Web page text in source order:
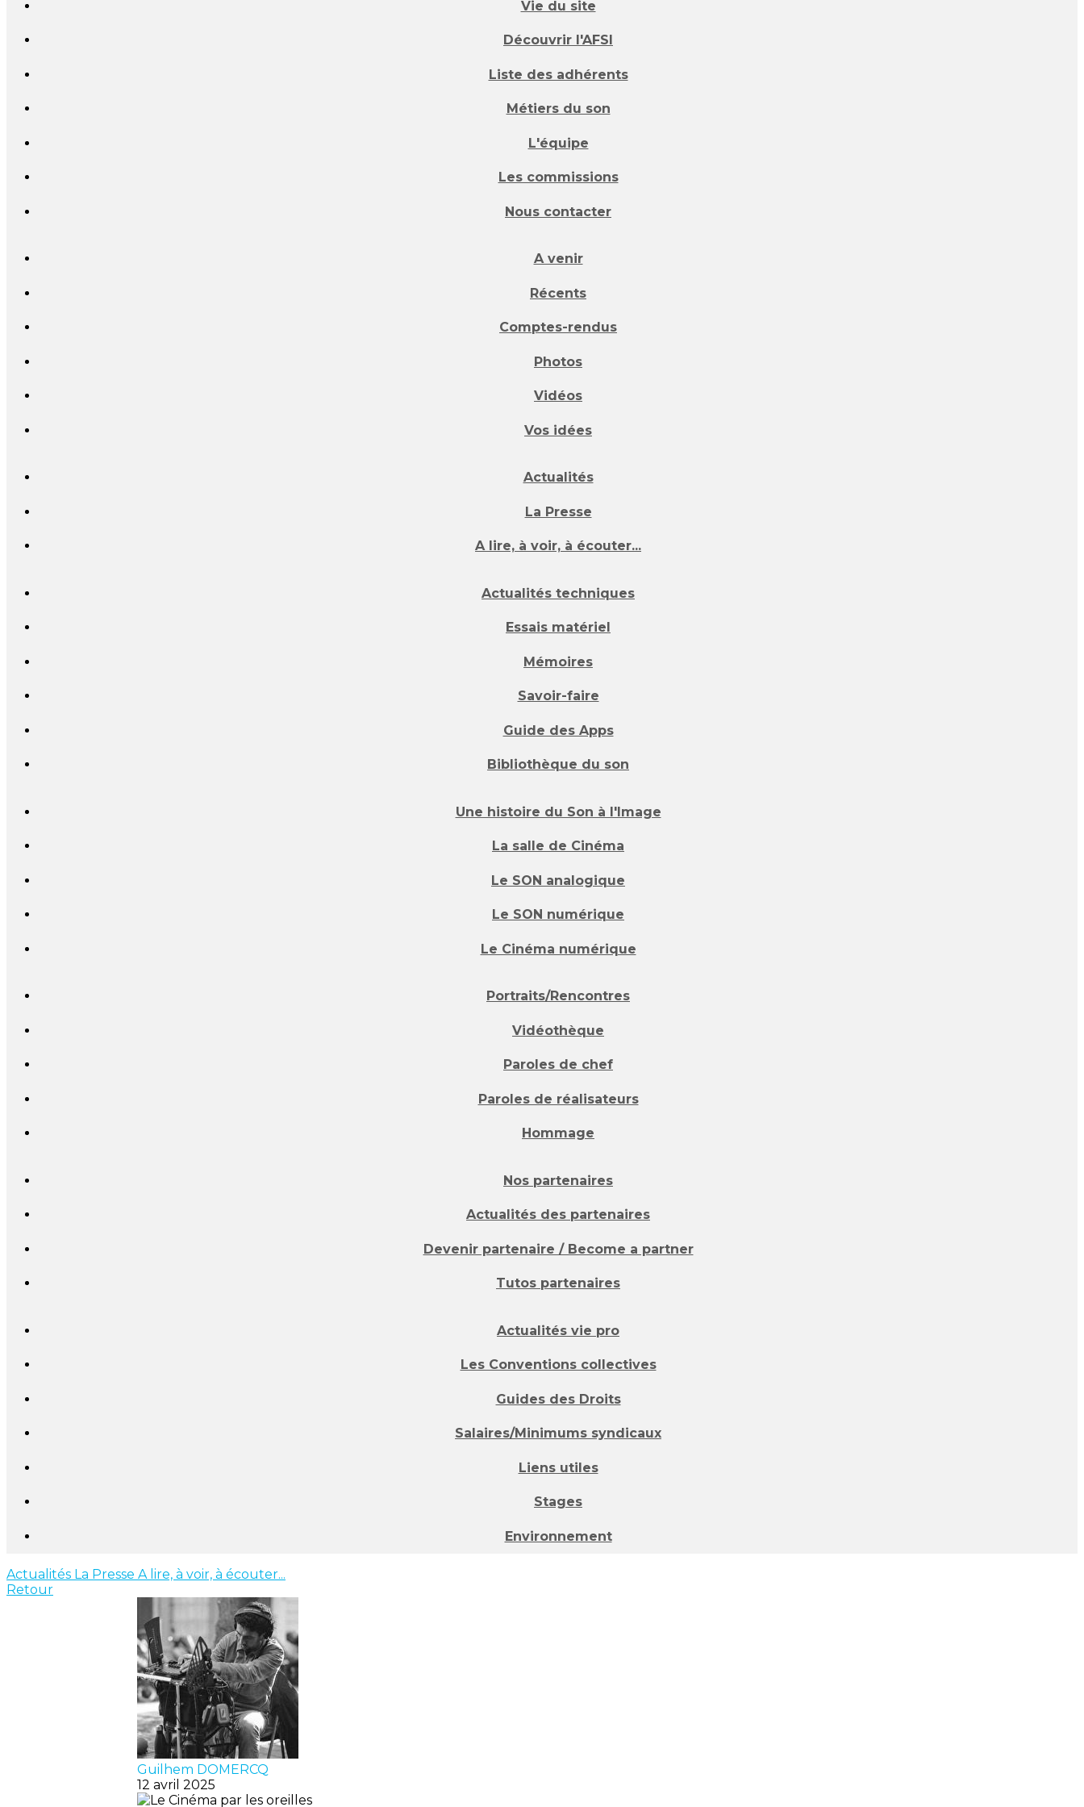
Vie du site
Découvrir l'AFSI
Liste des adhérents
Métiers du son
L'équipe
Les commissions
Nous contacter
A venir
Récents
Comptes-rendus
Photos
Vidéos
Vos idées
Actualités
La Presse
A lire, à voir, à écouter...
Actualités techniques
Essais matériel
Mémoires
Savoir-faire
Guide des Apps
Bibliothèque du son
Une histoire du Son à l'Image
La salle de Cinéma
Le SON analogique
Le SON numérique
Le Cinéma numérique
Portraits/Rencontres
Vidéothèque
Paroles de chef
Paroles de réalisateurs
Hommage
Nos partenaires
Actualités des partenaires
Devenir partenaire / Become a partner
Tutos partenaires
Actualités vie pro
Les Conventions collectives
Guides des Droits
Salaires/Minimums syndicaux
Liens utiles
Stages
Environnement
Actualités La Presse A lire, à voir, à écouter...
Retour
Guilhem DOMERCQ
12 avril 2025